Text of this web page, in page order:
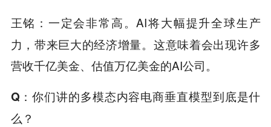
王铭 ：一定会非常高。AI将大幅提升全球生产
力，带来巨大的经济增量。这意味着会出现许多
营收千亿美金、估值万亿美金的AI公司。
Q ：你们讲的多模态内容电商垂直模型到底是什
么？